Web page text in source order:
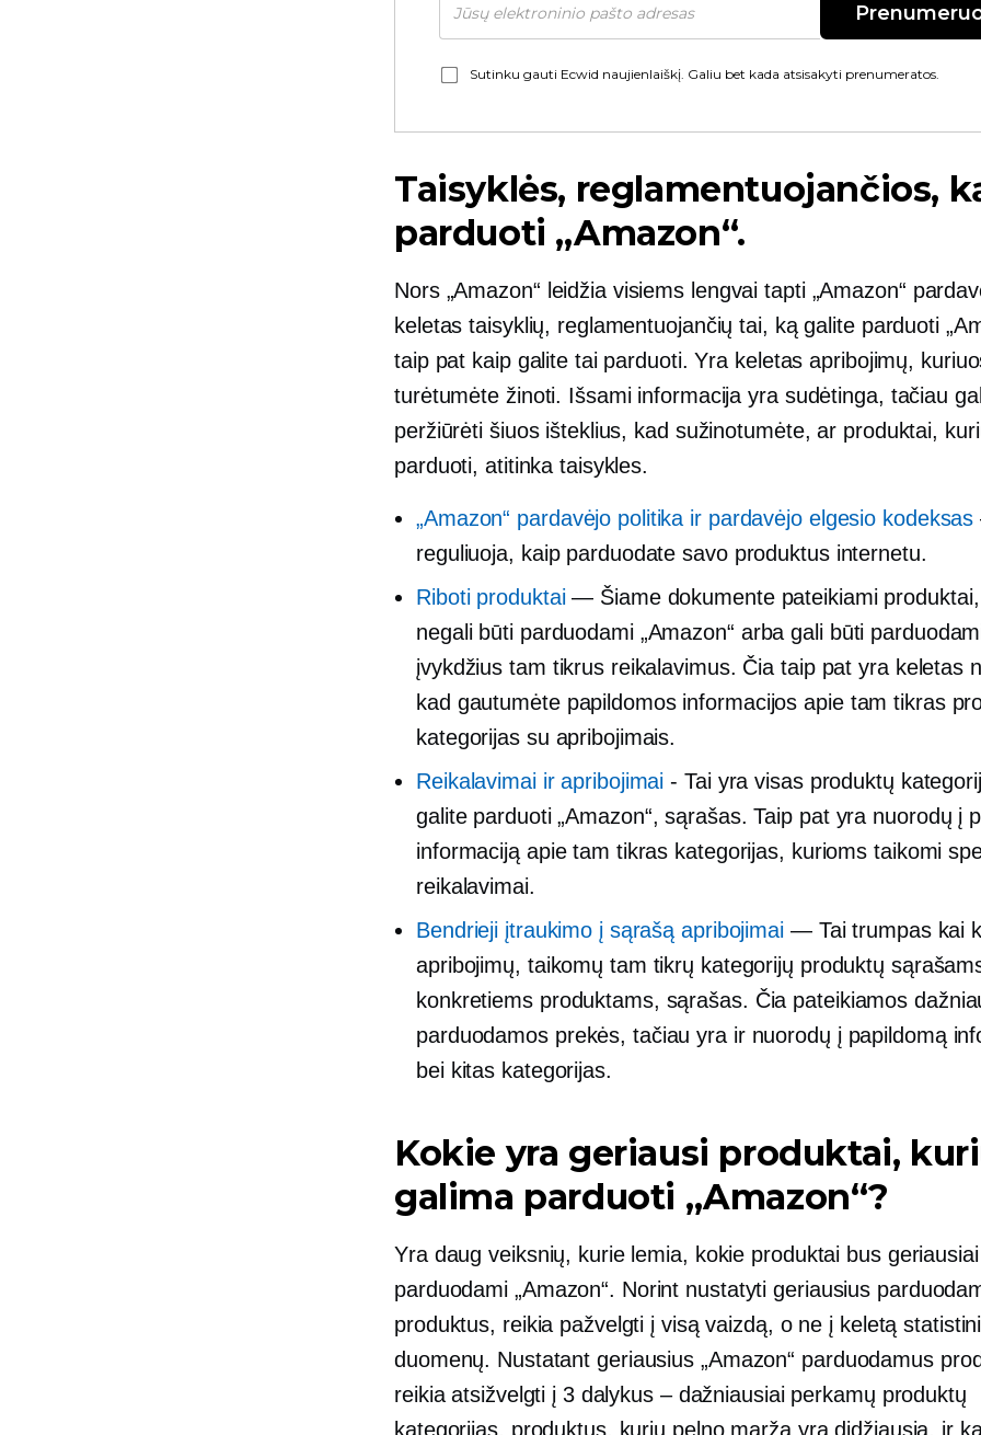
Sutinku gauti Ecwid naujienlaiškį. Galiu bet kada atsisakyti prenumeratos.
Taisyklės, reglamentuojančios,
parduoti „Amazon“.
Nors „Amazon“ leidžia visiems lengvai tapti „Amazon“
keletas taisyklių, reglamentuojančių tai, ką galite parduoti
taip pat kaip galite tai parduoti. Yra keletas apribojimų,
turėtumėte žinoti. Išsami informacija yra sudėtinga, tačiau
peržiūrėti šiuos išteklius, kad sužinotumėte, ar produktai,
parduoti, atitinka taisykles.
„Amazon“ pardavėjo politika ir pardavėjo elgesio kodeksas
reguliuoja, kaip parduodate savo produktus internetu.
Riboti produktai— Šiame dokumente pateikiami
negali būti parduodami „Amazon“ arba gali būti
įvykdžius tam tikrus reikalavimus. Čia taip pat yra keletas
kad gautumėte papildomos informacijos apie tam tikras
kategorijas su apribojimais.
Reikalavimai ir apribojimai - Tai yra visas produktų
galite parduoti „Amazon“, sąrašas. Taip pat yra nuorodų į
informaciją apie tam tikras kategorijas, kurioms taikomi
reikalavimai.
Bendrieji įtraukimo į sąrašą apribojimai — Tai trumpas kai
apribojimų, taikomų tam tikrų kategorijų produktų
konkretiems produktams, sąrašas. Čia pateikiamos
parduodamos prekės, tačiau yra ir nuorodų į papildomą
bei kitas kategorijas.
Kokie yra geriausi produktai,
galima parduoti „Amazon“?
Yra daug veiksnių, kurie lemia, kokie produktai bus geriausiai
parduodami „Amazon“. Norint nustatyti geriausius
produktus, reikia pažvelgti į visą vaizdą, o ne į keletą
duomenų. Nustatant geriausius „Amazon“ parduodamus
reikia atsižvelgti į 3 dalykus – dažniausiai perkamų produktų
kategorijas, produktus, kurių pelno marža yra didžiausia, ir